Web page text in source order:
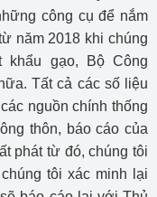
công cụ để nắm
năm 2018 khi chúng
gạo, Bộ Công
Tất cả các số liệu
nguồn chính thống
thôn, báo cáo của
phát từ đó, chúng tôi
tôi xác minh lại